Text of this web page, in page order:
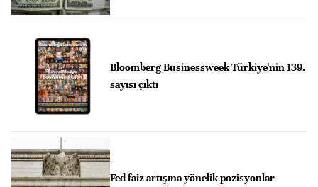
Bloomberg Businessweek Türkiye'nin 139.
sayısı çıktı
Fed faiz artışına yönelik pozisyonlar